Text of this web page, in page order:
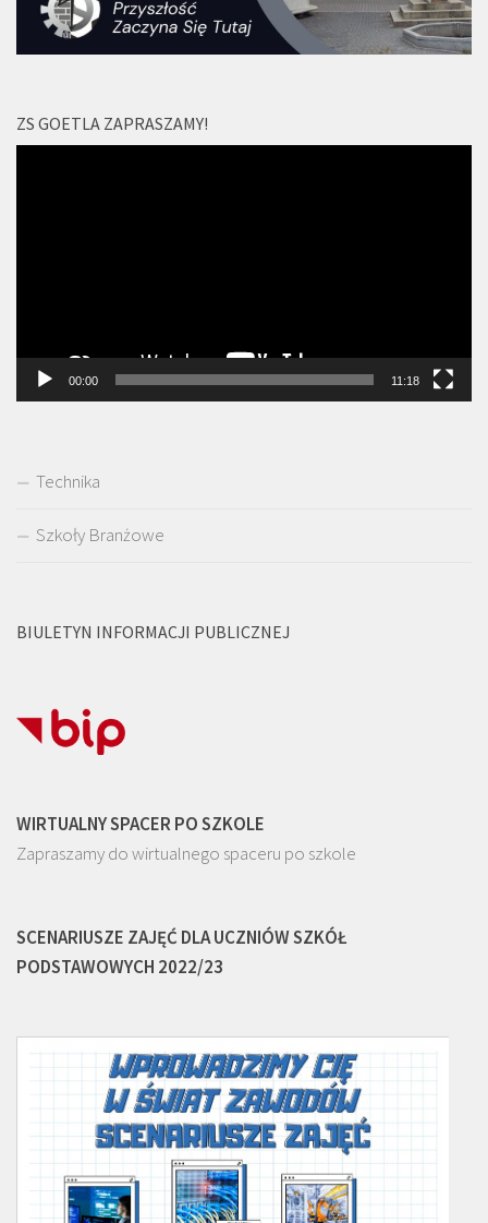
ZS GOETLA ZAPRASZAMY!
00:00 11:18
Technika
Szkoły Branżowe
BIULETYN INFORMACJI PUBLICZNEJ
WIRTUALNY SPACER PO SZKOLE
Zapraszamy do wirtualnego spaceru po szkole
SCENARIUSZE ZAJĘĆ DLA UCZNIÓW SZKÓŁ
PODSTAWOWYCH 2022/23